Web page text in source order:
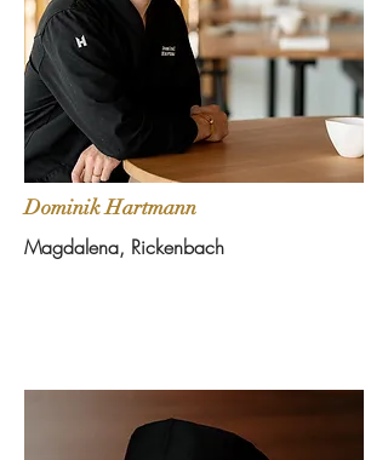
Dominik Hartmann
Magdalena, Rickenbach